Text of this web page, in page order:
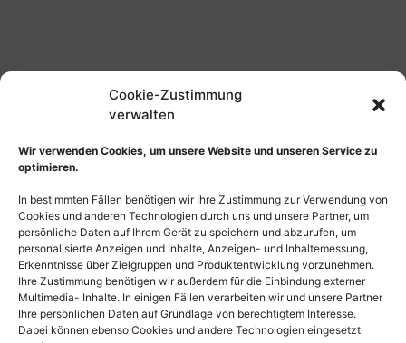
Cookie-Zustimmung
verwalten
Wir verwenden Cookies, um unsere Website und unseren Service zu
optimieren.
In bestimmten Fällen benötigen wir Ihre Zustimmung zur Verwendung von
Cookies und anderen Technologien durch uns und unsere Partner, um
persönliche Daten auf Ihrem Gerät zu speichern und abzurufen, um
personalisierte Anzeigen und Inhalte, Anzeigen- und Inhaltemessung,
Erkenntnisse über Zielgruppen und Produktentwicklung vorzunehmen.
Ihre Zustimmung benötigen wir außerdem für die Einbindung externer
Multimedia- Inhalte. In einigen Fällen verarbeiten wir und unsere Partner
Ihre persönlichen Daten auf Grundlage von berechtigtem Interesse.
Dabei können ebenso Cookies und andere Technologien eingesetzt